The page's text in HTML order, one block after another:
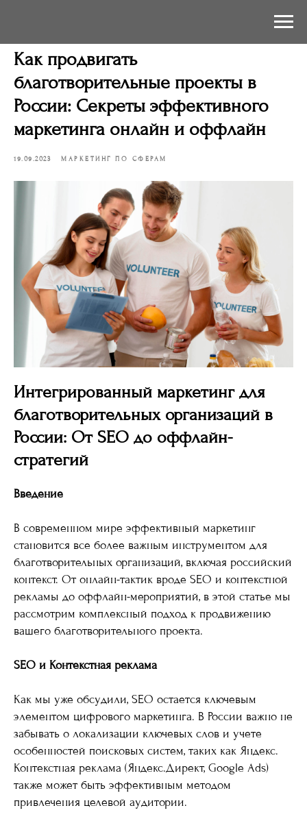
Как продвигать
благотворительные проекты в
России: Секреты эффективного
маркетинга онлайн и оффлайн
19.09.2023 МАРКЕТИНГ ПО СФЕРАМ
Интегрированный маркетинг для
благотворительных организаций в
России: От SEO до оффлайн-
стратегий
Введение
В современном мире эффективный маркетинг
становится все более важным инструментом для
благотворительных организаций, включая российский
контекст. От онлайн-тактик вроде SEO и контекстной
рекламы до оффлайн-мероприятий, в этой статье мы
рассмотрим комплексный подход к продвижению
вашего благотворительного проекта.
SEO и Контекстная реклама
Как мы уже обсудили, SEO остается ключевым
элементом цифрового маркетинга. В России важно не
забывать о локализации ключевых слов и учете
особенностей поисковых систем, таких как Яндекс.
Контекстная реклама (Яндекс.Директ, Google Ads)
также может быть эффективным методом
привлечения целевой аудитории.